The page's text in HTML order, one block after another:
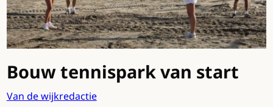
Bouw tennispark van start
Van de wijkredactie